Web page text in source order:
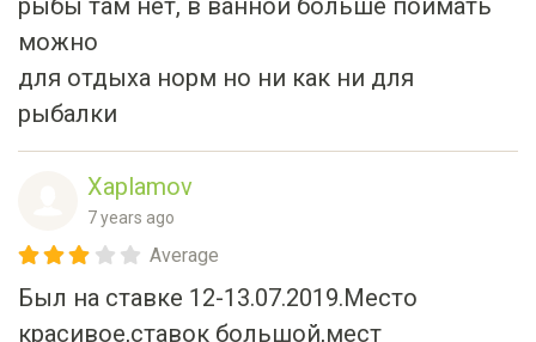
для отдыха норм но ни как ни для
рыбалки
Был на ставке 12-13.07.2019.Место
красивое,ставок большой,мест
мало.Стоимость 200 грн,день или